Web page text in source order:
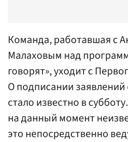
Команда, работавшая с
Малаховым над
говорят», уходит с
О подписании
стало известно в
на данный момент
это непосредственно